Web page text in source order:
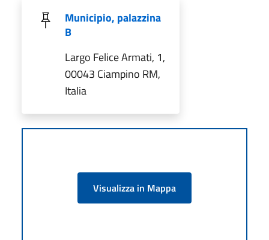
Municipio, palazzina
B
Largo Felice Armati, 1,
00043 Ciampino RM,
Italia
Visualizza in Mappa